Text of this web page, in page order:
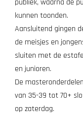
kunnen toonden.
Aansluitend gingen
de meisjes en
sluiten met de
en junioren.
De
van 35-39 tot 70+
op zaterdag.